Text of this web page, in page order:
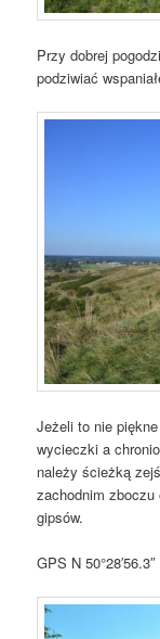
Przy dobrej
podziwiać
Jeżeli to nie
wycieczki a
należy ścieżką
zachodnim zboczu
gipsów.
GPS N 50°28′56.3″